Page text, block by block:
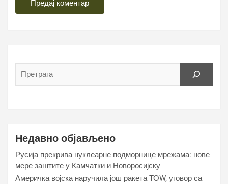
Недавно објављено
Русија прекрива нуклеарне подморнице мрежама: нове
мере заштите у Камчатки и Новоросијску
Америчка војска наручила још ракета ТОW, уговор са